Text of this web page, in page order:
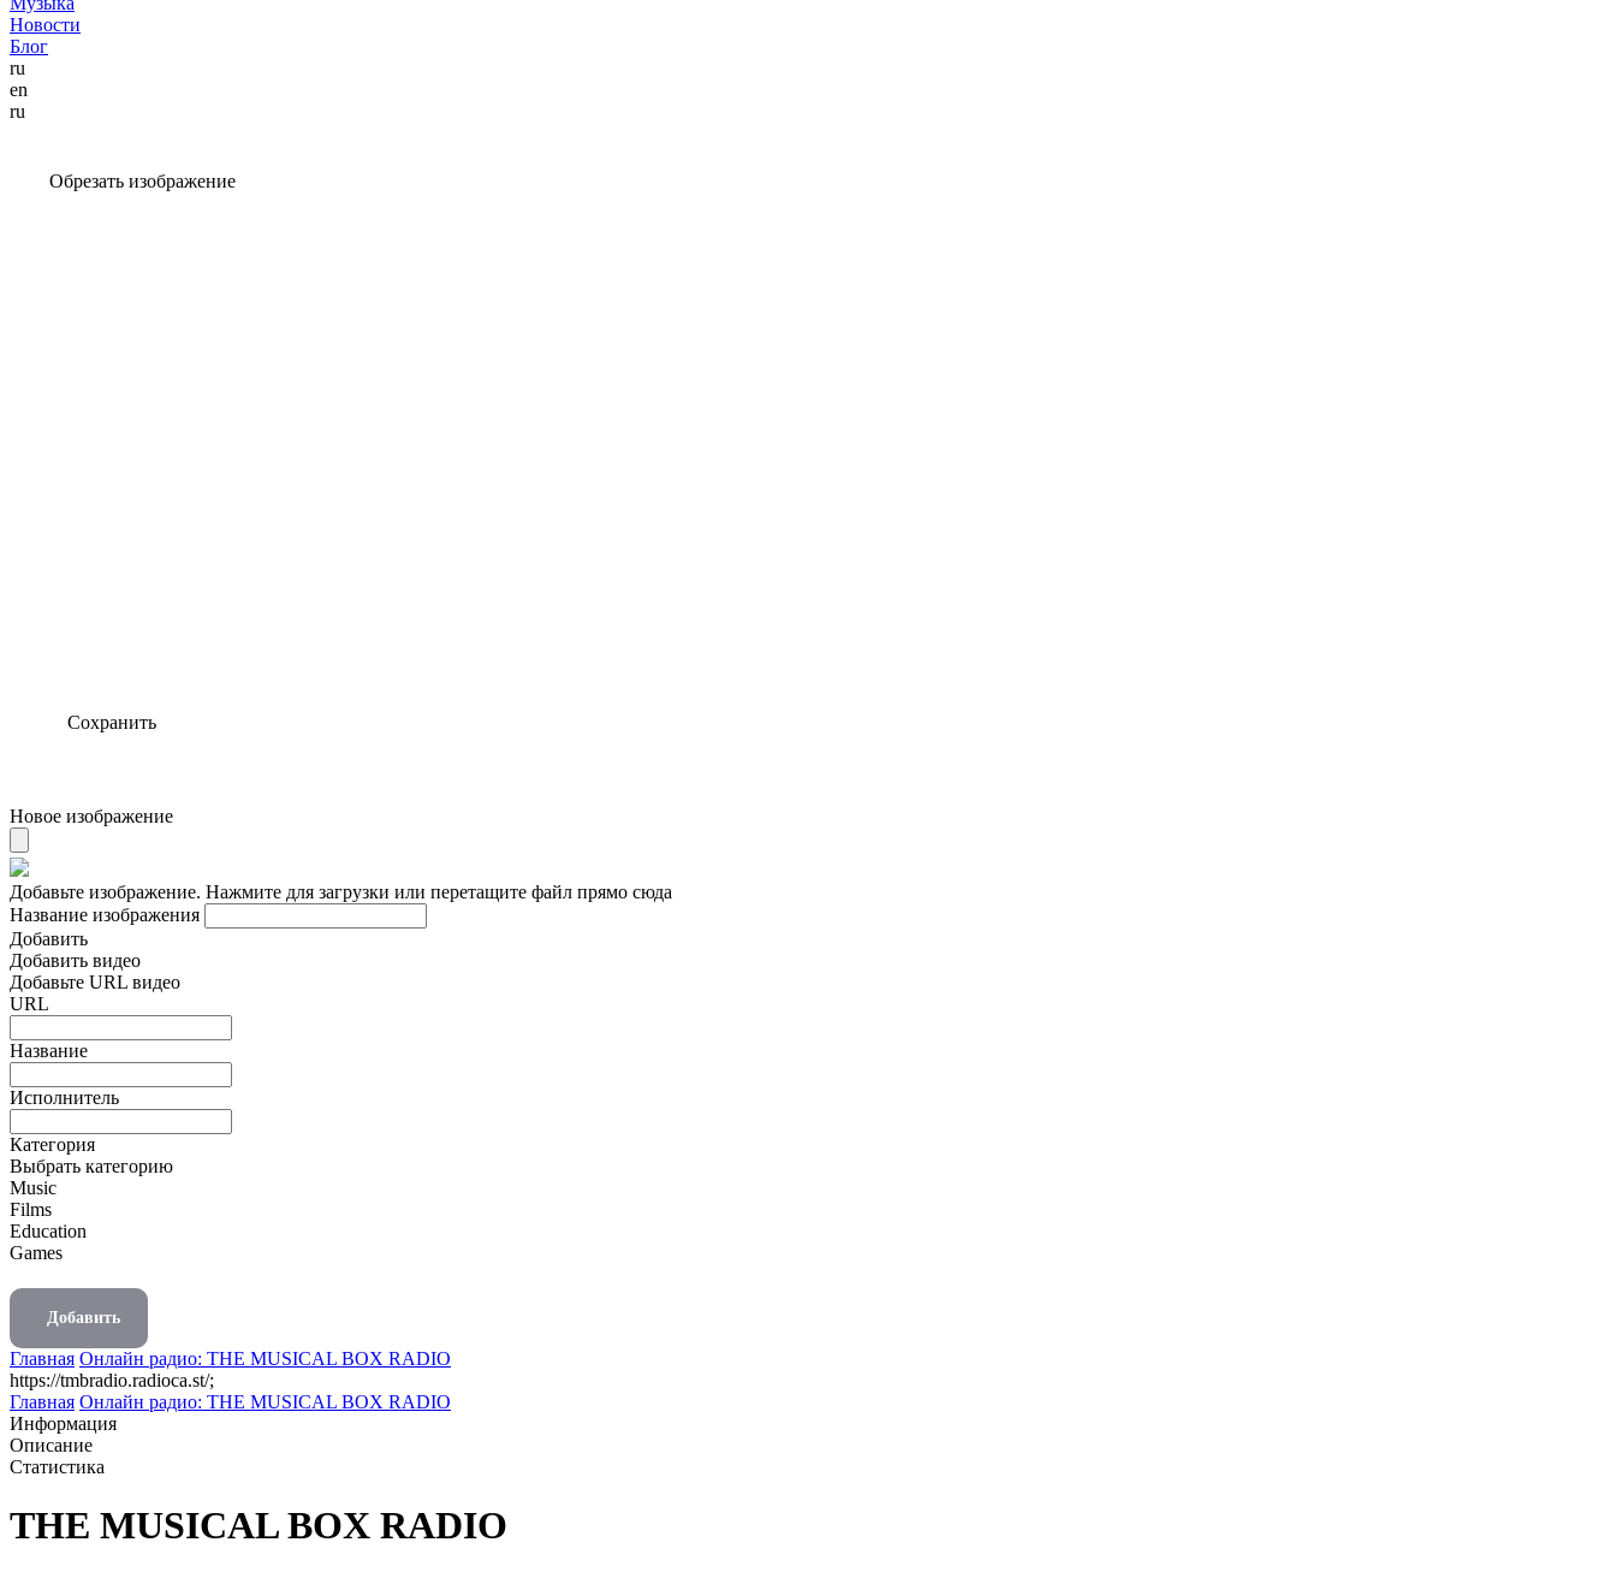
Новости
Блог
ru
en
ru
Обрезать изображение
Сохранить
Новое изображение
Добавьте изображение. Нажмите для загрузки или перетащите файл прямо сюда
Название изображения
Добавить
Добавить видео
Добавьте URL видео
URL
Название
Исполнитель
Категория
Выбрать категорию
Music
Films
Education
Games
Добавить
Главная Онлайн радио: THE MUSICAL BOX RADIO
https://tmbradio.radioca.st/;
Главная Онлайн радио: THE MUSICAL BOX RADIO
Информация
Описание
Статистика
THE MUSICAL BOX RADIO